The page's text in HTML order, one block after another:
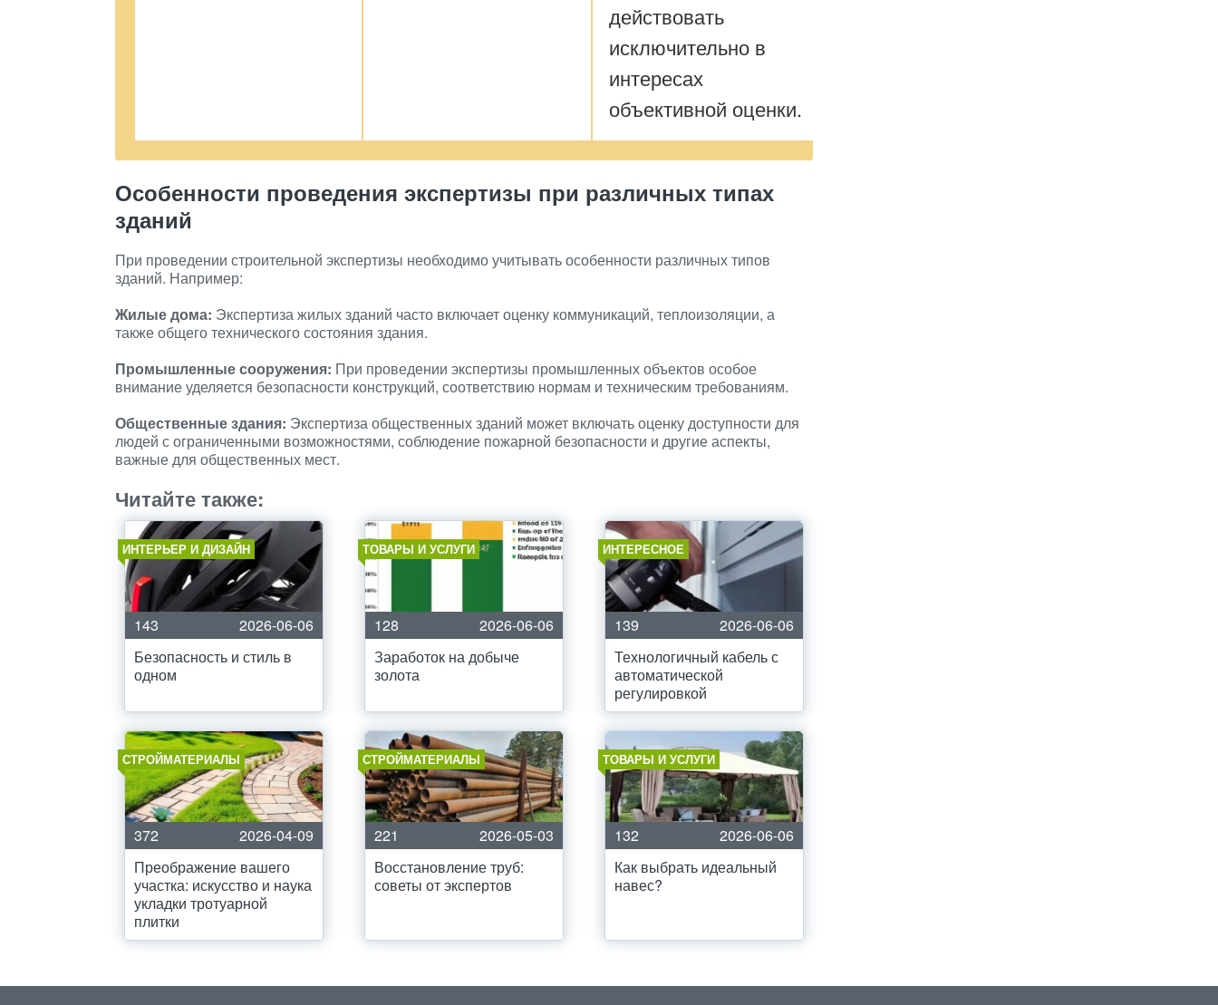
действовать
исключительно в
интересах
объективной оценки.
Особенности проведения экспертизы при различных типах
зданий
При проведении строительной экспертизы необходимо учитывать особенности различных типов
зданий. Например:
Жилые дома: Экспертиза жилых зданий часто включает оценку коммуникаций, теплоизоляции, а
также общего технического состояния здания.
Промышленные сооружения: При проведении экспертизы промышленных объектов особое
внимание уделяется безопасности конструкций, соответствию нормам и техническим требованиям.
Общественные здания: Экспертиза общественных зданий может включать оценку доступности для
людей с ограниченными возможностями, соблюдение пожарной безопасности и другие аспекты,
важные для общественных мест.
Читайте также:
ИНТЕРЬЕР И ДИЗАЙН
143
2026-06-06
Безопасность и стиль в
одном
ТОВАРЫ И УСЛУГИ
128
2026-06-06
Заработок на добыче
золота
ИНТЕРЕСНОЕ
139
2026-06-06
Технологичный кабель с
автоматической
регулировкой
СТРОЙМАТЕРИАЛЫ
372
2026-04-09
Преображение вашего
участка: искусство и наука
укладки тротуарной
плитки
СТРОЙМАТЕРИАЛЫ
221
2026-05-03
Восстановление труб:
советы от экспертов
ТОВАРЫ И УСЛУГИ
132
2026-06-06
Как выбрать идеальный
навес?